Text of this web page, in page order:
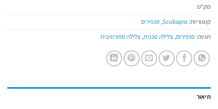
מק"ט:
קטגוריות: Scubapro
, סנפירים
תגיות: סנפירים, צלילה טכנית, צלילה ספורטיבית
תיאור